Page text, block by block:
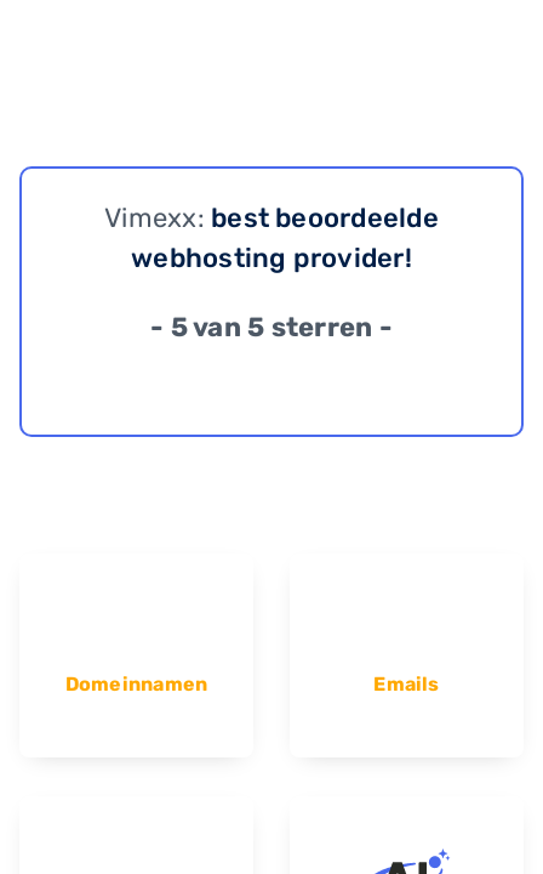
Vimexx: best beoordeelde
webhosting provider!
- 5 van 5 sterren -
Domeinnamen Emails